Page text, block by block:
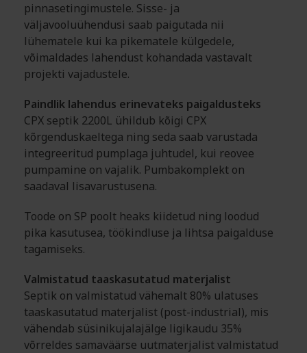
pinnasetingimustele. Sisse- ja
väljavooluühendusi saab paigutada nii
lühematele kui ka pikematele külgedele,
võimaldades lahendust kohandada vastavalt
projekti vajadustele.
Paindlik lahendus erinevateks paigaldusteks
CPX septik 2200L ühildub kõigi CPX
kõrgenduskaeltega ning seda saab varustada
integreeritud pumplaga juhtudel, kui reovee
pumpamine on vajalik. Pumbakomplekt on
saadaval lisavarustusena.
Toode on SP poolt heaks kiidetud ning loodud
pika kasutusea, töökindluse ja lihtsa paigalduse
tagamiseks.
Valmistatud taaskasutatud materjalist
Septik on valmistatud vähemalt 80% ulatuses
taaskasutatud materjalist (post-industrial), mis
vähendab süsinikujalajälge ligikaudu 35%
võrreldes samaväärse uutmaterjalist valmistatud